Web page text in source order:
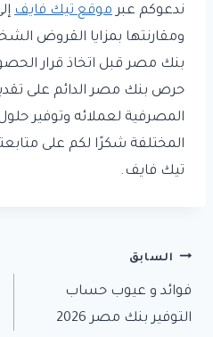
ندعوكم عبرموقع تيك فايف
ومقارنتها بمزايا القروض
بنك مصر قبل اتخاذ قرار
حرص بنك مصر الدائم على
المصرفية لعملائه وتوفير
المختلفة شكرًا لكم على
تيك فايف.
تصفّح
المقالات
السابق
فوائد و عيوب حساب
التوفير بنك مصر 2026